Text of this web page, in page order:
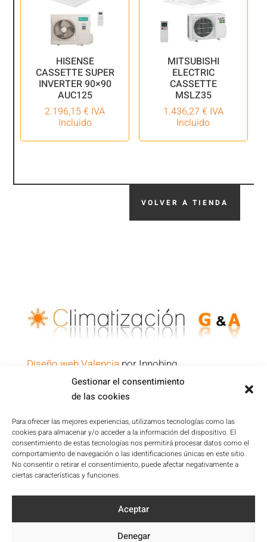
Gestionar el consentimiento
de las cookies
Para ofrecer las mejores experiencias, utilizamos tecnologías como las
cookies para almacenar y/o acceder a la información del dispositivo. El
consentimiento de estas tecnologías nos permitirá procesar datos como el
comportamiento de navegación o las identificaciones únicas en este sitio.
No consentir o retirar el consentimiento, puede afectar negativamente a
ciertas características y funciones.
Aceptar
Denegar
HISENSE
CASSETTE SUPER
INVERTER 90×90
AUC125
2.196,15€ IVA
Incluido
MITSUBISHI
ELECTRIC
CASSETTE
MSLZ35
1.436,27 € IVA
Incluido
VOLVER A TIENDA
Diseño web Valencia por Innobing
Aviso Legal
Condiciones de la Plataforma
Política de cookies
Accesibilidad